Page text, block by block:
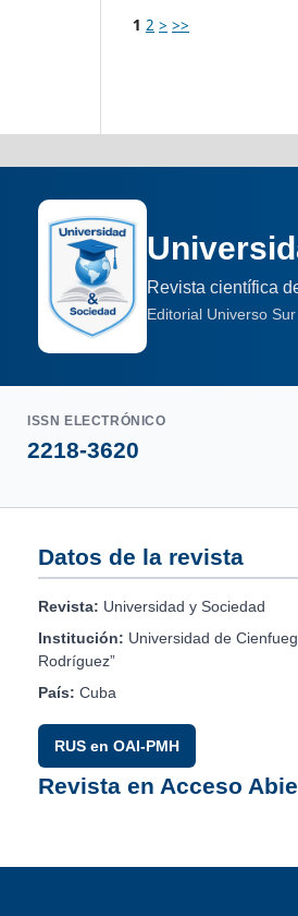
1 2 > >>
Revista científica
Editorial Universo
ISSN ELECTRÓNICO
2218-3620
Datos de la revista
Revista: Universidad y Sociedad
Institución: Universidad de
Rodríguez”
País: Cuba
RUS en OAI-PMH
Revista en Acceso